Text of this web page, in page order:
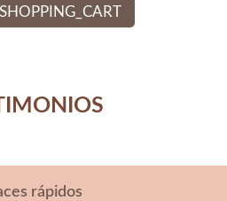
SHOPPING_CART
rápidos